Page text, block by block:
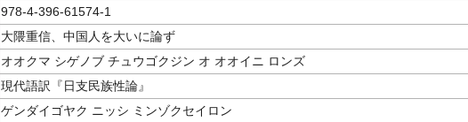
978-4-396-61574-1
大隈重信、中国人を大いに論ず
オオクマ シゲノブ チュウゴクジン オ オオイニ ロンズ
現代語訳『日支民族性論』
ゲンダイゴヤク ニッシ ミンゾクセイロン